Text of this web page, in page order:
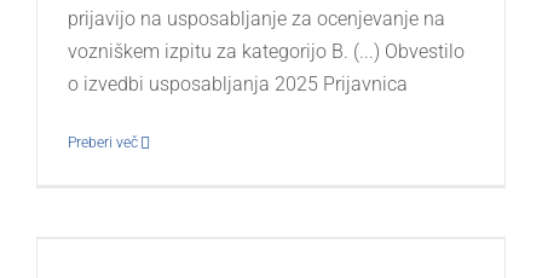
prijavijo na usposabljanje za ocenjevanje na
vozniškem izpitu za kategorijo B. (...) Obvestilo
o izvedbi usposabljanja 2025 Prijavnica
Preberi več